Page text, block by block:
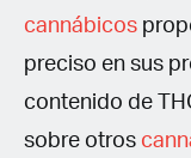
cannábicos
preciso en sus
contenido de
sobre otros